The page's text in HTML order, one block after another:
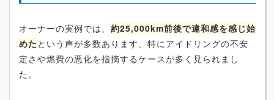
オーナーの実例では、 約25,000km前後で違和感を感じ始
めた という声が多数あります。特にアイドリングの不安
定さや燃費の悪化を指摘するケースが多く見られまし
た。